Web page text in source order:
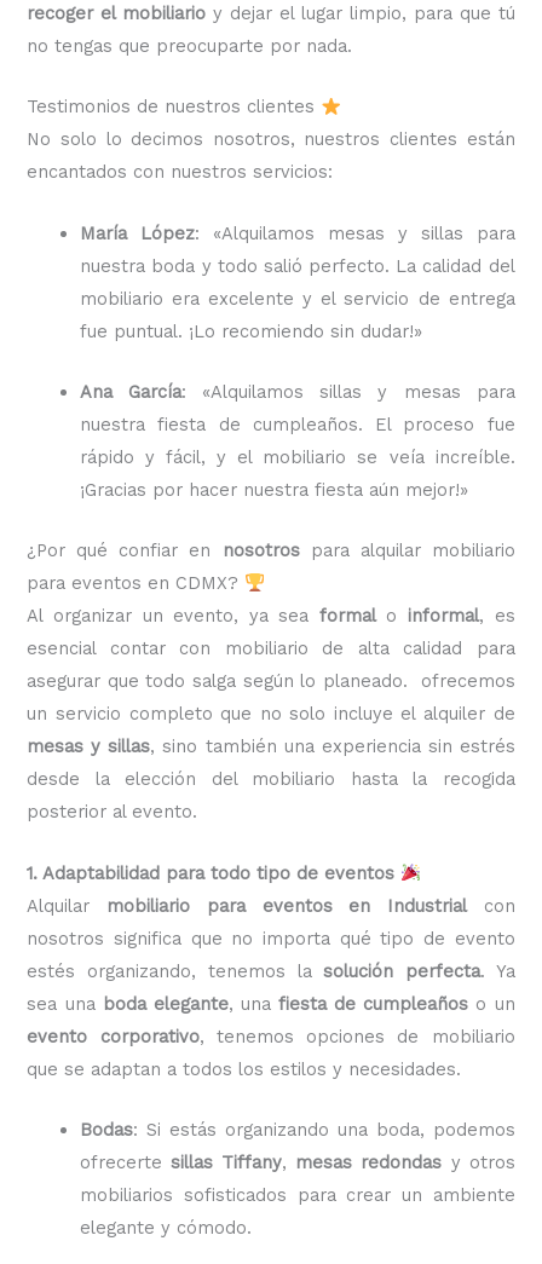
recoger el mobiliario y dejar el lugar limpio, para que tú
no tengas que preocuparte por nada.
Testimonios de nuestros clientes
No solo lo decimos nosotros, nuestros clientes están
encantados con nuestros servicios:
María López: «Alquilamos mesas y sillas para
nuestra boda y todo salió perfecto. La calidad del
mobiliario era excelente y el servicio de entrega
fue puntual. ¡Lo recomiendo sin dudar!»
Ana García: «Alquilamos sillas y mesas para
nuestra fiesta de cumpleaños. El proceso fue
rápido y fácil, y el mobiliario se veía increíble.
¡Gracias por hacer nuestra fiesta aún mejor!»
¿Por qué confiar en nosotrospara alquilar mobiliario
para eventos en CDMX?
Al organizar un evento, ya sea formalo informal, es
esencial contar con mobiliario de alta calidad para
asegurar que todo salga según lo planeado. ofrecemos
un servicio completo que no solo incluye el alquiler de
mesas y sillas, sino también una experiencia sin estrés
desde la elección del mobiliario hasta la recogida
posterior al evento.
1. Adaptabilidad para todo tipo de eventos
Alquilar
mobiliario para eventos en Industrialcon
nosotros significa que no importa qué tipo de evento
estés organizando, tenemos lasolución perfecta. Ya
sea una boda elegante, unafiesta de cumpleaños o un
evento corporativo, tenemos opciones de mobiliario
que se adaptan a todos los estilos y necesidades.
Bodas: Si estás organizando una boda, podemos
ofrecertesillas Tiffany, mesas redondas y otros
mobiliarios sofisticados para crear un ambiente
elegante y cómodo.